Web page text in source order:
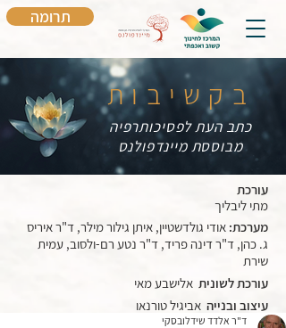
תרומה
בקשיבות
כתב העת לפסיכותרפיה
מבוססת מיינדפולנס
עורכת
מתי ליבליך
מערכת: אודי גולדשטיין, איתן גילור מילר, ד"ר איריס
ג. כהן, ד"ר דינה פריד, ד"ר נטע רם-ולסוב, עמית
שירת
עורכת לשונית אלישבע מאי
עיצוב ובנייה אביגיל טורנאו
ד"ר אלדד שידלובסקי